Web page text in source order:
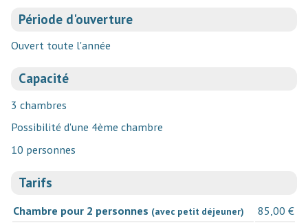
Période d'ouverture
Ouvert toute l'année
Capacité
3 chambres
Possibilité d'une 4ème chambre
10 personnes
Tarifs
Chambre pour 2 personnes (avec petit déjeuner)
85,00 €